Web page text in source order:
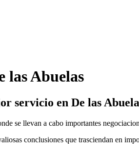
las Abuelas
servicio en De las
se llevan a cabo importantes
conclusiones que trasciendan en